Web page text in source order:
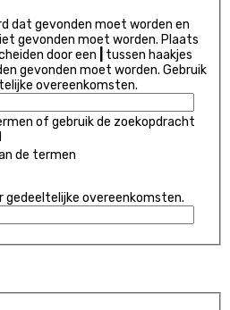
dat gevonden moet worden en
gevonden moet worden. Plaats
door een
tussen haakjes
gevonden moet worden. Gebruik
overeenkomsten.
of gebruik de zoekopdracht
de termen
gedeeltelijke overeenkomsten.